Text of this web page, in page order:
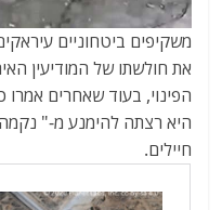
משקיפים ביטחוניים
את חולשתו של המודיעין
הפינוי, בעוד שאחרים אמרו
היא רצתה להימנע מ-" נקמה
חיילים.